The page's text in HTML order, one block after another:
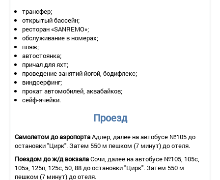
Площадь – 75 кв.м.
Балкон – да.
Мебель – 2-спальная кровать, прикроватные тумбочки, стол
на 4 персоны, стулья, мягкая мебель, журнальный столик,
комод.
борудование – телефон, телевизор со спутниковым
телевидением, мини-бар, сейф, кондиционер, утюг,
холодильник, кофемашина, электрочайник.
Покрытие пола – ламинат.
Санузел – ванна или душевая кабина, фен, халат, тапочки,
набор банных принадлежностей, комплект полотенец.
- смена белья – 1 раз в 3 дня;
- смена полотенец – ежедневно.
4-местный 3-комнатный номер «Семейный Люкс»
Количество основных мест – 4.
трансфер;
открытый бассейн;
ресторан «SANREMO»;
обслуживание в номерах;
пляж;
автостоянка;
причал для яхт;
проведение занятий йогой, бодифлекс;
виндсерфинг;
прокат автомобилей, аквабайков;
сейф-ячейки.
Проезд
Самолетом до аэропортаАдлер, далее на автобусе №105 до
остановки "Цирк". Затем 550 м пешком (7 минут) до отеля.
Поездом до ж/д вокзалаСочи, далее на автобусе №105, 105с,
105э, 125п, 125с, 50, 88 до остановки "Цирк". Затем 550 м
пешком (7 минут) до отеля.